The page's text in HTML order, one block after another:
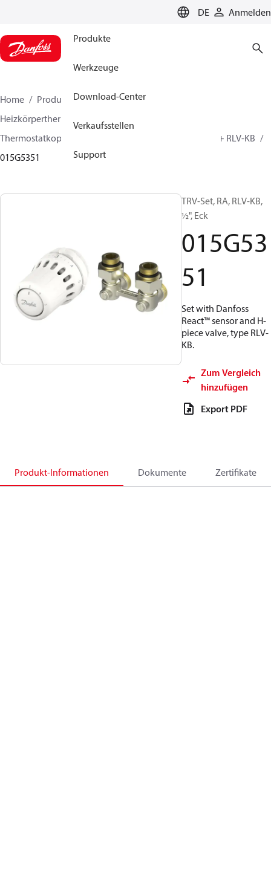
DE Anmelden
Produkte
Werkzeuge
Download-Center
Verkaufsstellen
Support
Home Produkte
Lösung für Wärmetechnik
Heizkörperthermostate
Thermostatkopfsets mit Hahnblock
Danfoss React™ + RLV-KB
015G5351
TRV-Set, RA, RLV-KB,
½", Eck
015G53
51
Set with Danfoss
React™ sensor and H-
piece valve, type RLV-
KB.
Zum Vergleich
hinzufügen
Export PDF
Produkt-Informationen Dokumente Zertifikate